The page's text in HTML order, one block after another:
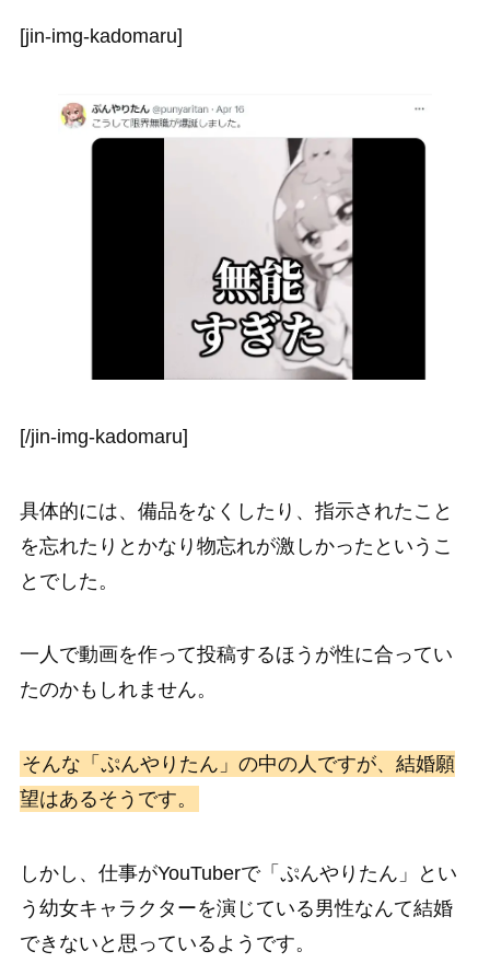
[jin-img-kadomaru]
[/jin-img-kadomaru]
具体的には、備品をなくしたり、指示されたこと
を忘れたりとかなり物忘れが激しかったというこ
とでした。
一人で動画を作って投稿するほうが性に合ってい
たのかもしれません。
そんな「ぷんやりたん」の中の人ですが、結婚願
望はあるそうです。
しかし、仕事がYouTuberで「ぷんやりたん」とい
う幼女キャラクターを演じている男性なんて結婚
できないと思っているようです。